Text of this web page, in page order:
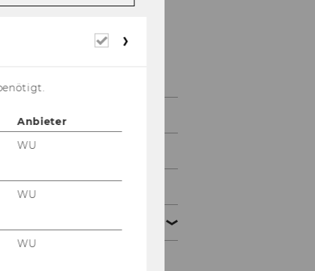
2026
2025
Erforderliche
Anbieter
WU
WU
WU